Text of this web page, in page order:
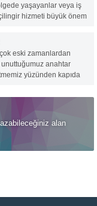
yaşayanlar veya iş
hizmeti büyük önem
eski zamanlardan
anahtar
yüzünden kapıda
da gelip kapımızı...
alan